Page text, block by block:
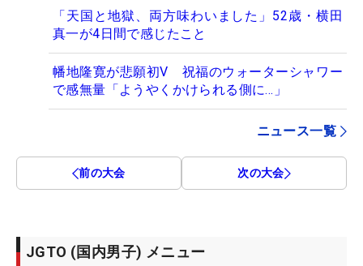
「天国と地獄、両方味わいました」52歳・横田
真一が4日間で感じたこと
幡地隆寛が悲願初V 祝福のウォーターシャワー
で感無量「ようやくかけられる側に…」
ニュース一覧
前の大会 次の大会
JGTO (国内男子) メニュー